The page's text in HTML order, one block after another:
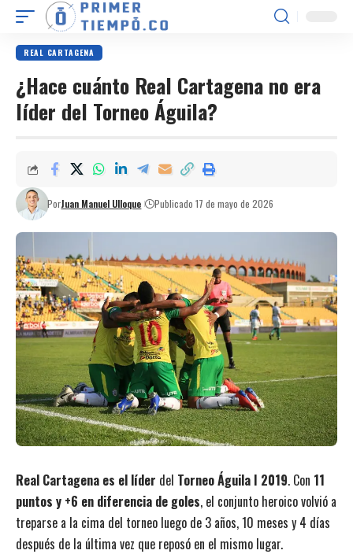
REAL CARTAGENA
¿Hace cuánto Real Cartagena no era
líder del Torneo Águila?
PorJuan Manuel Ulloque Publicado 17 de mayo de 2026
Real Cartagena es el líder del Torneo Águila I 2019. Con 11
puntos y +6 en diferencia de goles, el conjunto heroico volvió a
treparse a la cima del torneo luego de 3 años, 10 meses y 4 días
después de la última vez que reposó en el mismo lugar.